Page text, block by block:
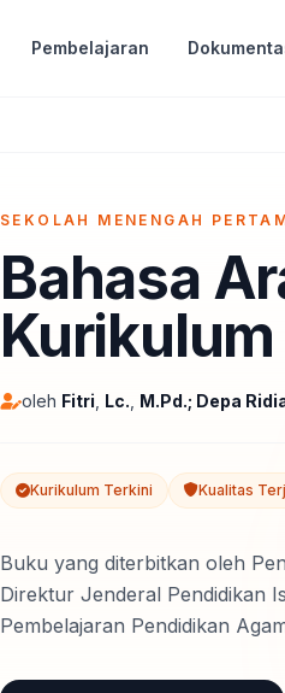
Pembelajaran
SEKOLAH MENENGAH
Bahasa
oleh Fitri Lc. M.Pd.; Depa
Kurikulum Terkini Kualitas
Buku yang diterbitkan oleh
Direktur Jenderal Pendidikan
Pembelajaran Pendidikan